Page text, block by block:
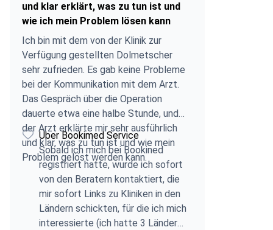
und klar erklärt, was zu tun ist und
wie ich mein Problem lösen kann
Ich bin mit dem von der Klinik zur
Verfügung gestellten Dolmetscher
sehr zufrieden. Es gab keine Probleme
bei der Kommunikation mit dem Arzt.
Das Gespräch über die Operation
dauerte etwa eine halbe Stunde, und
der Arzt erklärte mir sehr ausführlich
und klar, was zu tun ist und wie mein
Problem gelöst werden kann.
Über Bookimed Service
Sobald ich mich bei Bookined
registriert hatte, wurde ich sofort
von den Beratern kontaktiert, die
mir sofort Links zu Kliniken in den
Ländern schickten, für die ich mich
interessierte (ich hatte 3 Länder